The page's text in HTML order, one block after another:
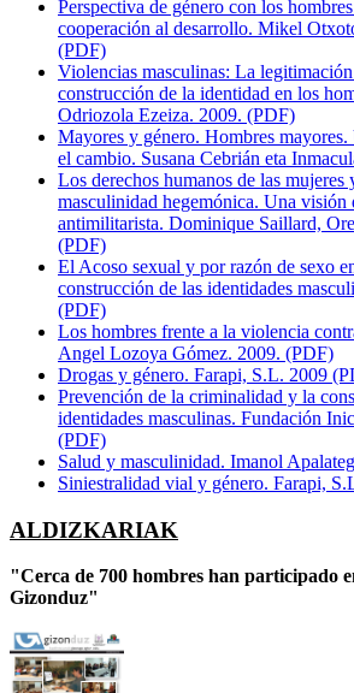
Perspectiva de género con los
cooperación al desarrollo. Mikel
(PDF)
Violencias masculinas: La
construcción de la identidad en los
Odriozola Ezeiza. 2009. (PDF)
Mayores y género. Hombres
el cambio. Susana Cebrián eta
Los derechos humanos de las mujeres
masculinidad hegemónica. Una visión
antimilitarista. Dominique Saillard,
(PDF)
El Acoso sexual y por razón de sexo
construcción de las identidades
(PDF)
Los hombres frente a la violencia
Angel Lozoya Gómez. 2009. (PDF)
Drogas y género. Farapi, S.L. 2009
Prevención de la criminalidad y la
identidades masculinas. Fundación
(PDF)
Salud y masculinidad. Imanol
Siniestralidad vial y género. Farapi,
ALDIZKARIAK
"Cerca de 700 hombres han participado
Gizonduz"